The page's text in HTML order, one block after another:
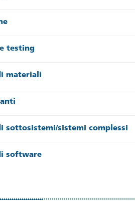
testing
materiali
sottosistemi/sistemi complessi
software